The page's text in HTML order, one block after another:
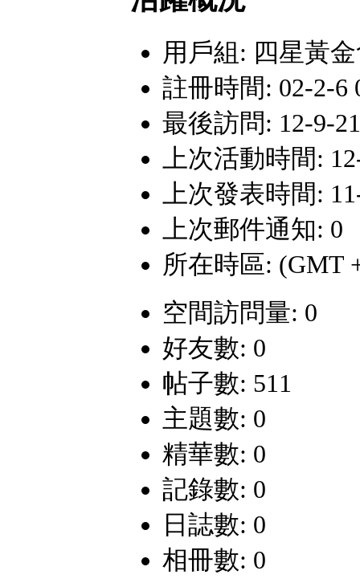
用戶組: 四星黃
註冊時間: 02-2-6
最後訪問: 12-9-
上次活動時間:
上次發表時間:
上次郵件通知: 0
所在時區: (GMT
空間訪問量: 0
好友數: 0
帖子數: 511
主題數: 0
精華數: 0
記錄數: 0
日誌數: 0
相冊數: 0